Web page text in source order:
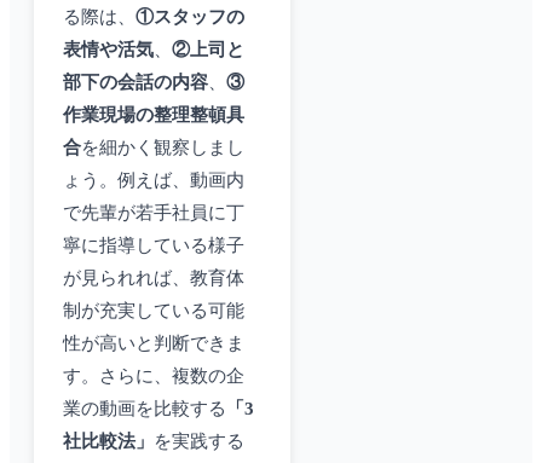
る際は、 ①スタッフの
表情や活気
②上司と
部下の会話の内容
③
作業現場の整理整頓具
合を細かく観察しまし
ょう。例えば、動画内
で先輩が若手社員に丁
寧に指導している様子
が見られれば、教育体
制が充実している可能
性が高いと判断できま
す。さらに、複数の企
業の動画を比較する
「3
社比較法」
を実践する